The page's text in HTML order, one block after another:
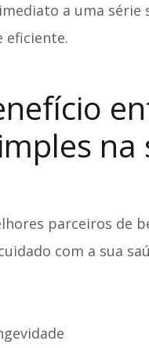
a uma série
eficiente.
na
parceiros de
com a sua